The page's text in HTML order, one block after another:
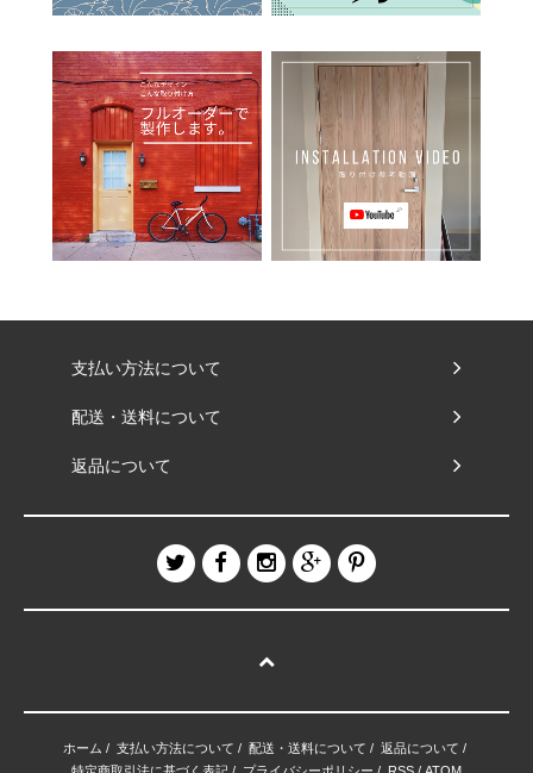
支払い方法について
配送・送料について
返品について
ホーム / 支払い方法について / 配送・送料について / 返品について /